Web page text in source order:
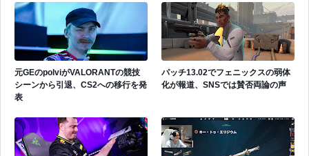
元GEのpolviがVALORANTの競技
シーンから引退、CS2への移行を発
表
パッチ13.02でフェニックスの弱体
化が報道、SNSでは賛否両論の声